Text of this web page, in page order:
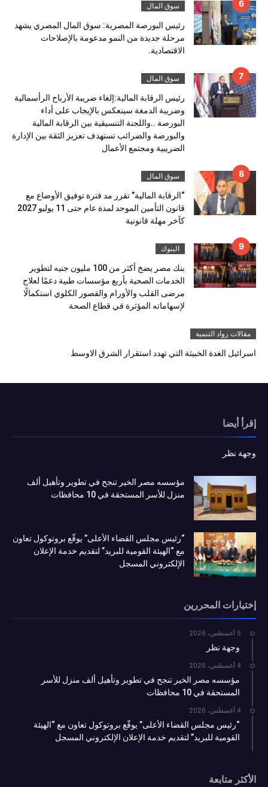
سوق المال
رئيس البورصة المصرية: سوق المال المصري يشهد
مرحلة جديدة من النمو مدعومة بالإصلاحات
الاقتصادية.
سوق المال
رئيس الرقابة المالية:إلغاء ضريبة الأرباح الرأسمالية
وضريبة الدمغة سينعكس بالإيجاب على أداء
البورصة ..واللجنة التنسيقية بين الرقابة المالية
والبورصة والضرائب تستهدف تعزيز الثقة بين الإدارة
الضريبية ومجتمع الأعمال
سوق المال
“الرقابة المالية” تقرر مد فترة توفيق الأوضاع مع
قانون التأمين الموحد لمدة عام حتى 11 يوليو 2027
كآخر مهلة قانونية
البنوك
بنك مصر يضخ أكثر من 100 مليون جنيه لتطوير
الخدمات الصحية بأربع مؤسسات طبية دعمًا لعلاج
مرضى القلب والأورام والقصور الكلوي استكمالًا
لإسهاماته المؤثرة في قطاع الصحة
مقالات رواد التنمية
اسرائيل الغدة الخبيثة التي تهدد استقرار الشرق الاوسط
إقرأ أيضا
وجهة نظر
مؤسسه مصر الخير تنجح في تطوير وتأهيل ألف
منزل للأسر المستحقة في 10 محافظات
“رئيس مجلس القضاء الأعلى” يوقّع بروتوكول تعاون
مع “الهيئة القومية للبريد” لتقديم خدمة الإعلان
الإلكتروني المسجل
إختيارات المحررين
5 أغسطس، 2026
وجهة نظر
4 أغسطس، 2026
مؤسسه مصر الخير تنجح في تطوير وتأهيل ألف منزل للأسر
المستحقة في 10 محافظات
4 أغسطس، 2026
“رئيس مجلس القضاء الأعلى” يوقّع بروتوكول تعاون مع “الهيئة
القومية للبريد” لتقديم خدمة الإعلان الإلكتروني المسجل
الأكثر متابعة